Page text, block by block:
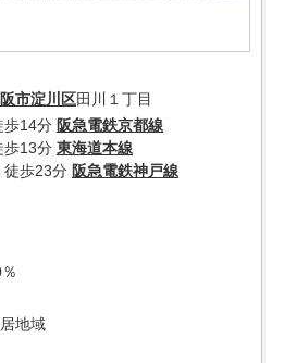
市淀川区田川１丁目
歩14分 阪急電鉄京都線
歩13分 東海道本線
徒歩23分 阪急電鉄神戸線
地域